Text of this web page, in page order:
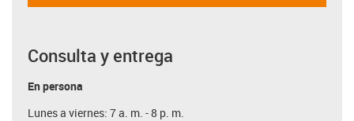
Consulta y entrega
En persona
Lunes a viernes: 7 a. m. - 8 p. m.